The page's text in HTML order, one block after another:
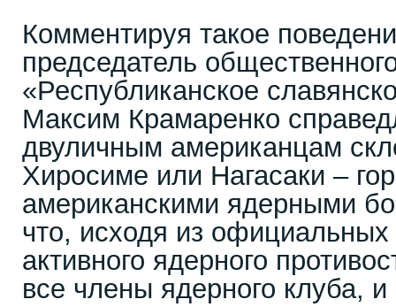
Комментируя такое
председатель
«Республиканское
Максим Крамаренко
двуличным американцам
Хиросиме или Нагасаки –
американскими ядерными
что, исходя из
активного ядерного
все члены ядерного клуба,